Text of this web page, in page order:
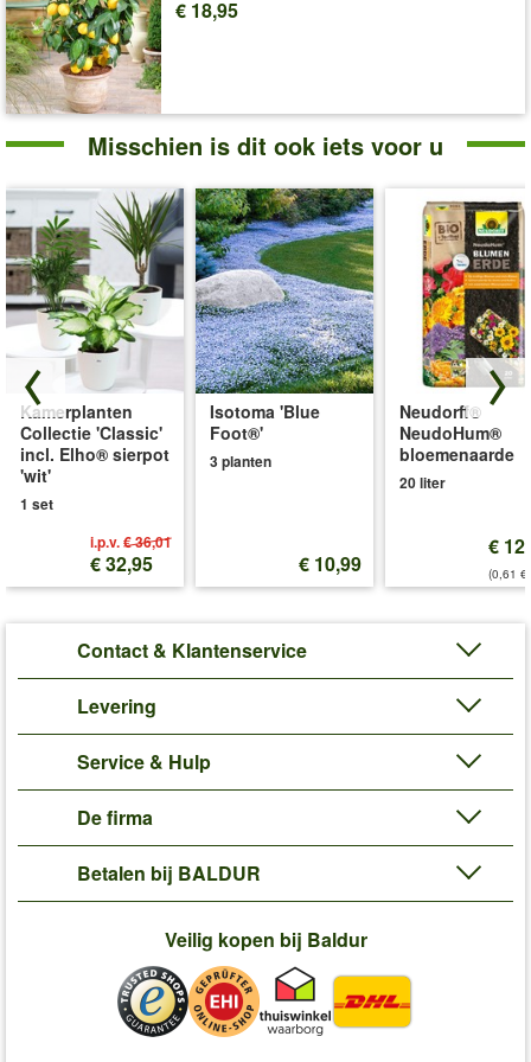
Levering omvat:12 cm-pot + 3 Elho® sierpot wit
'Kamerplanten'
Plant- en Verzorgingstips
€ 18,95
Misschien is dit ook iets voor u
Kamerplanten
Collectie 'Classic'
incl. Elho® sierpot
'wit'
1 set
i.p.v.€ 36,01
€ 32,95
Isotoma 'Blue
Foot®'
3 planten
€ 10,99
Neudorff®
NeudoHum®
bloemenaarde
20 liter
€
(0,61
Contact & Klantenservice
Levering
Service & Hulp
De firma
Betalen bij BALDUR
Veilig kopen bij Baldur